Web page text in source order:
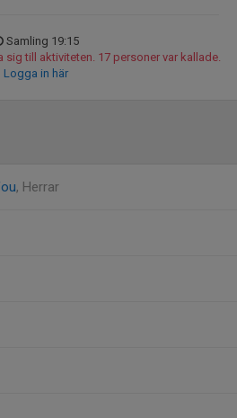
Samling 19:15
sig till aktiviteten. 17 personer var kallade.
Logga in här
, Herrar